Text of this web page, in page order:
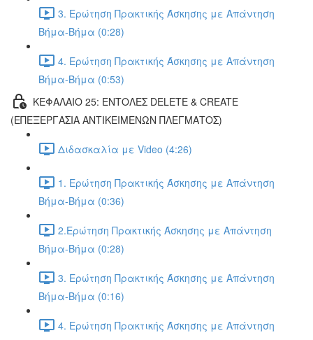
3. Ερώτηση Πρακτικής Άσκησης με Απάντηση
Βήμα-Βήμα (0:28)
4. Ερώτηση Πρακτικής Άσκησης με Απάντηση
Βήμα-Βήμα (0:53)
ΚΕΦΑΛΑΙΟ 25: ΕΝΤΟΛΕΣ DELETE & CREATE
(ΕΠΕΞΕΡΓΑΣΙΑ ΑΝΤΙΚΕΙΜΕΝΩΝ ΠΛΕΓΜΑΤΟΣ)
Διδασκαλία με Video (4:26)
1. Ερώτηση Πρακτικής Άσκησης με Απάντηση
Βήμα-Βήμα (0:36)
2.Ερώτηση Πρακτικής Άσκησης με Απάντηση
Βήμα-Βήμα (0:28)
3. Ερώτηση Πρακτικής Άσκησης με Απάντηση
Βήμα-Βήμα (0:16)
4. Ερώτηση Πρακτικής Άσκησης με Απάντηση